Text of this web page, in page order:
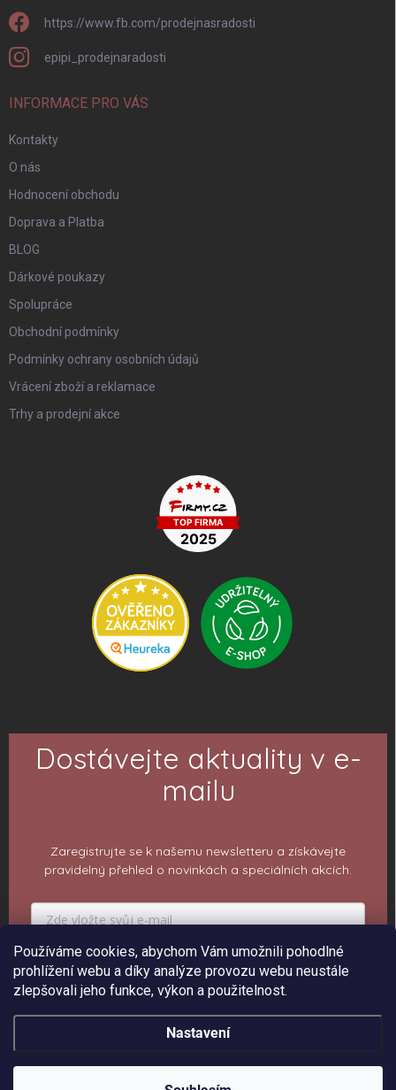
Používáme cookies, abychom Vám umožnili pohodlné
prohlížení webu a díky analýze provozu webu neustále
zlepšovali jeho funkce, výkon a použitelnost.
Nastavení
https://www.fb.com/prodejnasradosti
epipi_prodejnaradosti
INFORMACE PRO VÁS
Kontakty
O nás
Hodnocení obchodu
Doprava a Platba
BLOG
Dárkové poukazy
Spolupráce
Obchodní podmínky
Podmínky ochrany osobních údajů
Vrácení zboží a reklamace
Trhy a prodejní akce
Dostávejte aktuality v e-
mailu
Zaregistrujte se k našemu newsletteru a získávejte
pravidelný přehled o novinkách a speciálních akcích.
PŘIHLÁSIT K ODBĚRU
Copyright 2026ePiPí - Prodejna radostí. Všechna práva vyhrazena.Upravit
nastavení cookies